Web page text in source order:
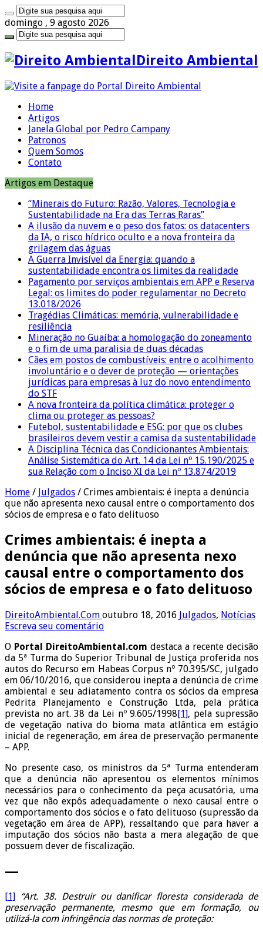
domingo , 9 agosto 2026
Direito Ambiental
Home
Artigos
Janela Global por Pedro Campany
Patronos
Quem Somos
Contato
Artigos em Destaque
“Minerais do Futuro: Razão, Valores, Tecnologia e
Sustentabilidade na Era das Terras Raras”
A ilusão da nuvem e o peso dos fatos: os datacenters
da IA, o risco hídrico oculto e a nova fronteira da
grilagem das águas
A Guerra Invisível da Energia: quando a
sustentabilidade encontra os limites da realidade
Pagamento por serviços ambientais em APP e Reserva
Legal: os limites do poder regulamentar no Decreto
13.018/2026
Tragédias Climáticas: memória, vulnerabilidade e
resiliência
Mineração no Guaíba: a homologação do zoneamento
e o fim de uma paralisia de duas décadas
Cães em postos de combustíveis: entre o acolhimento
involuntário e o dever de proteção — orientações
jurídicas para empresas à luz do novo entendimento
do STF
A nova fronteira da política climática: proteger o
clima ou proteger as pessoas?
Futebol, sustentabilidade e ESG: por que os clubes
brasileiros devem vestir a camisa da sustentabilidade
A Disciplina Técnica das Condicionantes Ambientais:
Análise Sistemática do Art. 14 da Lei nº 15.190/2025 e
sua Relação com o Inciso XI da Lei nº 13.874/2019
Home / Julgados / Crimes ambientais: é inepta a denúncia
que não apresenta nexo causal entre o comportamento dos
sócios de empresa e o fato delituoso
Crimes ambientais: é inepta a
denúncia que não apresenta nexo
causal entre o comportamento dos
sócios de empresa e o fato delituoso
DireitoAmbiental.Com outubro 18, 2016 Julgados, Notícias
Escreva seu comentário
O Portal DireitoAmbiental.com destaca a recente decisão
da 5ª Turma do Superior Tribunal de Justiça proferida nos
autos do Recurso em Habeas Corpus nº 70.395/SC, julgado
em 06/10/2016, que considerou inepta a denúncia de crime
ambiental e seu adiatamento contra os sócios da empresa
Pedrita Planejamento e Construção Ltda, pela prática
prevista no art. 38 da Lei nº 9.605/1998[1], pela supressão
de vegetação nativa do bioma mata atlântica em estágio
inicial de regeneração, em área de preservação permanente
– APP.
No presente caso, os ministros da 5ª Turma entenderam
que a denúncia não apresentou os elementos mínimos
necessários para o conhecimento da peça acusatória, uma
vez que não expôs adequadamente o nexo causal entre o
comportamento dos sócios e o fato delituoso (supressão da
vegetação em área de APP), ressaltando que para haver a
imputação dos sócios não basta a mera alegação de que
possuem dever de fiscalização.
—
[1]
“Art. 38. Destruir ou danificar floresta considerada de
preservação permanente, mesmo que em formação, ou
utilizá-la com infringência das normas de proteção: